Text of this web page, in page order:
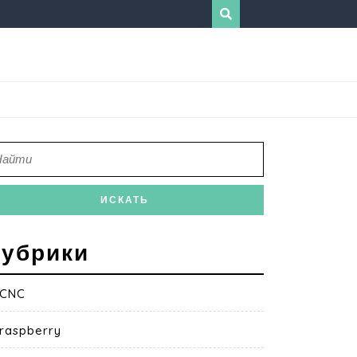
CNC
raspberry